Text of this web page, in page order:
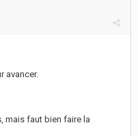
avancer.
mais faut bien faire la